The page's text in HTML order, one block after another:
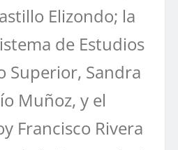
Elizondo; la
de Estudios
Superior, Sandra
Muñoz, y el
Francisco Rivera